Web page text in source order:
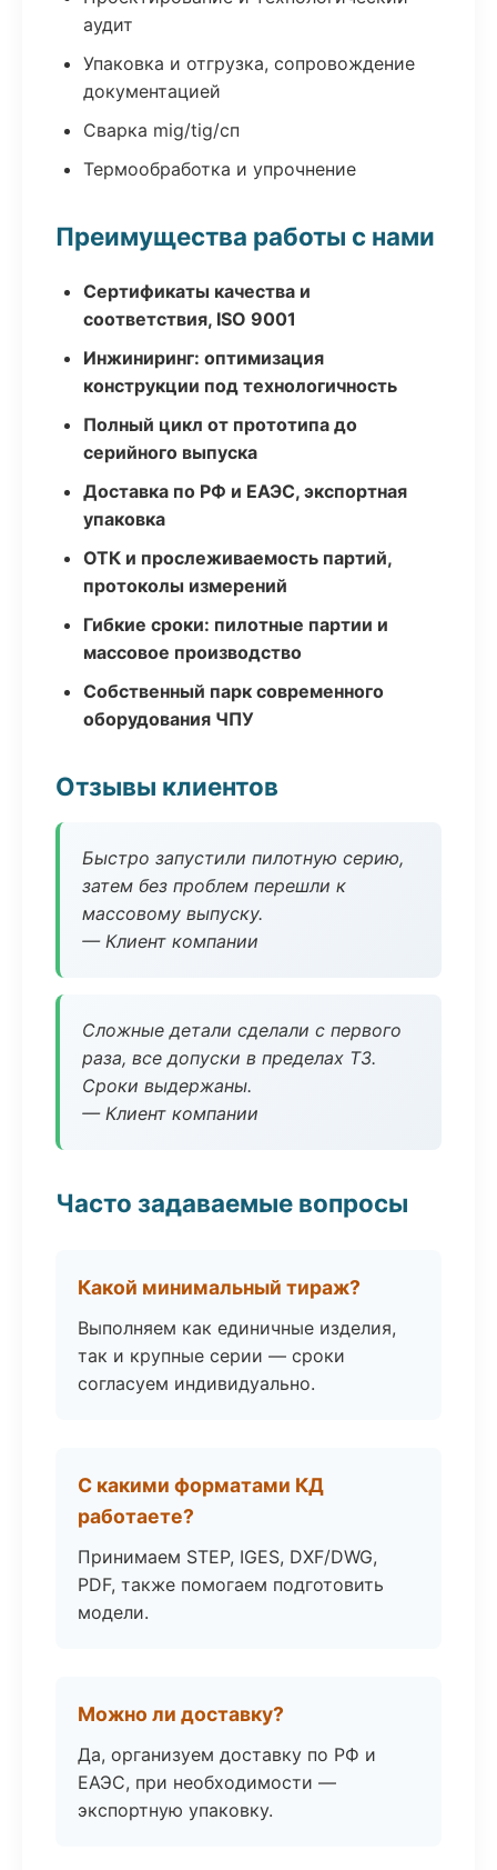
аудит
Упаковка и отгрузка, сопровождение
документацией
Сварка mig/tig/сп
Термообработка и упрочнение
Преимущества работы с нами
Сертификаты качества и
соответствия, ISO 9001
Инжиниринг: оптимизация
конструкции под технологичность
Полный цикл от прототипа до
серийного выпуска
Доставка по РФ и ЕАЭС, экспортная
упаковка
ОТК и прослеживаемость партий,
протоколы измерений
Гибкие сроки: пилотные партии и
массовое производство
Собственный парк современного
оборудования ЧПУ
Отзывы клиентов
Быстро запустили пилотную серию,
затем без проблем перешли к
массовому выпуску.
— Клиент компании
Сложные детали сделали с первого
раза, все допуски в пределах ТЗ.
Сроки выдержаны.
— Клиент компании
Часто задаваемые вопросы
Какой минимальный тираж?
Выполняем как единичные изделия,
так и крупные серии — сроки
согласуем индивидуально.
С какими форматами КД
работаете?
Принимаем STEP, IGES, DXF/DWG,
PDF, также помогаем подготовить
модели.
Можно ли доставку?
Да, организуем доставку по РФ и
ЕАЭС, при необходимости —
экспортную упаковку.